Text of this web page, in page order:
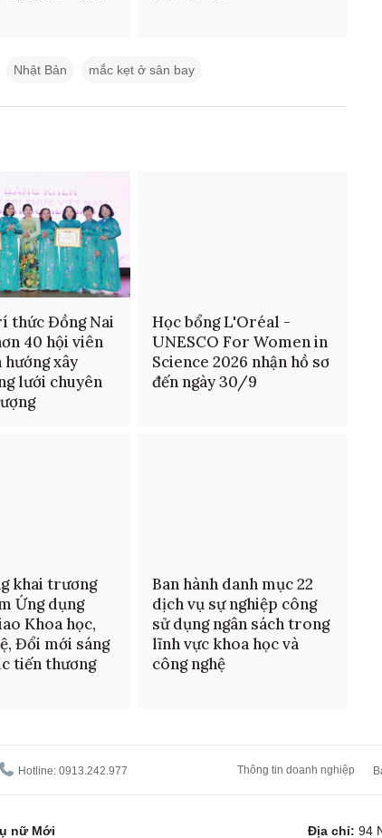
Nhật Bản mắc kẹt ở sân bay
thức Đồng Nai
40 hội viên
xây
lưới chuyên
Học bổng L'Oréal -
UNESCO For Women in
Science 2026 nhận hồ sơ
đến ngày 30/9
khai trương
Ứng dụng
Khoa học,
Đổi mới sáng
tiến thương
Ban hành danh mục 22
dịch vụ sự nghiệp công
sử dụng ngân sách trong
lĩnh vực khoa học và
công nghệ
Hotline: 0913.242.977 Thông tin doanh nghiệp
nữ Mới Địa chỉ: 94